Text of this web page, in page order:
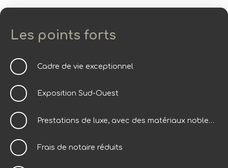
Les points forts
Cadre de vie exceptionnel
Exposition Sud-Ouest
Prestations de luxe, avec des matériaux nobles et une attention portée aux détails
Frais de notaire réduits